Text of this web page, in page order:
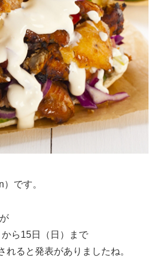
です。
ら15日（日）まで
れると発表がありましたね。